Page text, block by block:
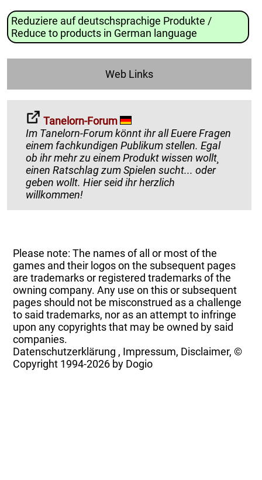
Reduziere auf deutschsprachige Produkte /
Reduce to products in German language
Web Links
Tanelorn-Forum
Im Tanelorn-Forum könnt ihr all Euere Fragen
einem fachkundigen Publikum stellen. Egal
ob ihr mehr zu einem Produkt wissen wollt¸
einen Ratschlag zum Spielen sucht... oder
geben wollt. Hier seid ihr herzlich
willkommen!
Please note: The names of all or most of the
games and their logos on the subsequent pages
are trademarks or registered trademarks of the
owning company. Any use on this or subsequent
pages should not be misconstrued as a challenge
to said trademarks, nor as an attempt to infringe
upon any copyrights that may be owned by said
companies.
Datenschutzerklärung , Impressum, Disclaimer, ©
Copyright 1994-2026 by Dogio